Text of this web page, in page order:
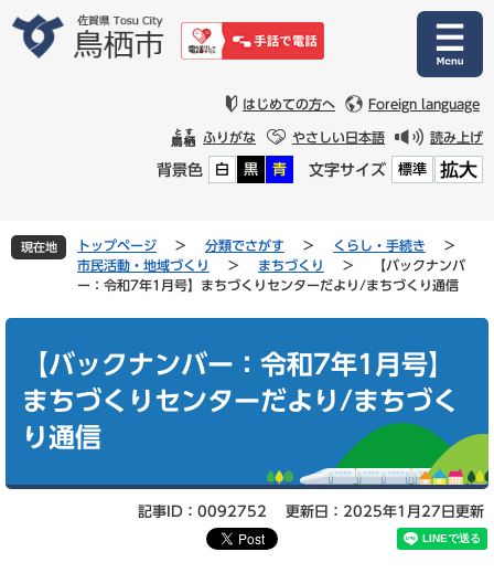
文
はじめての方へ Foreign language
ふりがな やさしい日本語 読み上げ
背景色 白 黒 青 文字サイズ 標準 拡大
現在地 トップページ > 分類でさがす > くらし・手続き
>
市民活動・地域づくり
> まちづくり >
【バックナンバ
ー：令和7年1月号】まちづくりセンターだより/まちづくり通信
【バックナンバー：令和7年1月号】
まちづくりセンターだより/まちづく
り通信
記事ID：0092752 更新日：2025年1月27日更新